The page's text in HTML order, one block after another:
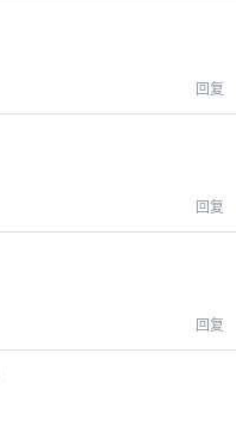
回复
回复
回复